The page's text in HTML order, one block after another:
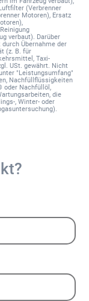
(Verbrenner
Motoren), Ersatz
verbaut). Darüber
Übernahme der
(z. B. für
Taxi-
USt. gewährt. Nicht
"Leistungsumfang"
Nachfüllflüssigkeiten
oder Nachfüllöl,
die
, Winter- oder